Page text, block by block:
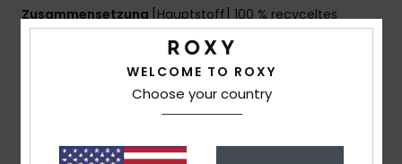
Zusammensetzung[Hauptstoff] 100 % recyceltes
Versand & Rückversand
WELCOME TO ROXY
Choose your country